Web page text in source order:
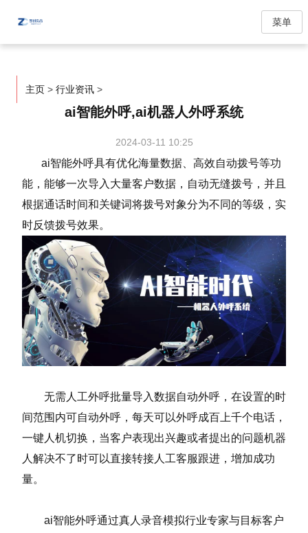
菜单
主页 > 行业资讯 >
ai智能外呼,ai机器人外呼系统
2024-03-11 10:25
ai智能外呼具有优化海量数据、高效自动拨号等功
能，能够一次导入大量客户数据，自动无缝拨号，并且
根据通话时间和关键词将拨号对象分为不同的等级，实
时反馈拨号效果。
无需人工外呼批量导入数据自动外呼，在设置的时
间范围内可自动外呼，每天可以外呼成百上千个电话，
一键人机切换，当客户表现出兴趣或者提出的问题机器
人解决不了时可以直接转接人工客服跟进，增加成功
量。
ai智能外呼通过真人录音模拟行业专家与目标客户